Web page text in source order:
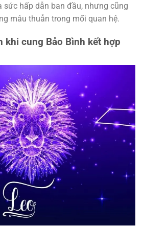
sức hấp dẫn ban đầu, nhưng cũng
mâu thuẫn trong mối quan hệ.
khi cung Bảo Bình kết hợp